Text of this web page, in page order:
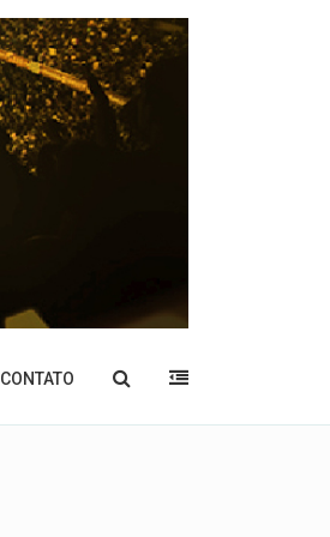
CONTATO